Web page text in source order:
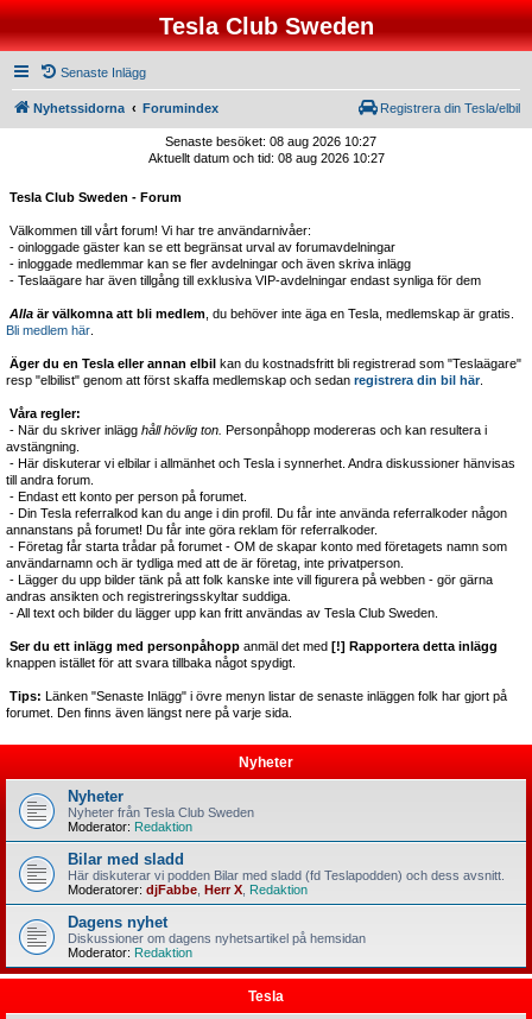
Tesla Club Sweden
Senaste Inlägg
Nyhetssidorna Forumindex Registrera din Tesla/elbil
Senaste besöket: 08 aug 2026 10:27
Aktuellt datum och tid: 08 aug 2026 10:27
Tesla Club Sweden - Forum
Välkommen till vårt forum! Vi har tre användarnivåer:
- oinloggade gäster kan se ett begränsat urval av forumavdelningar
- inloggade medlemmar kan se fler avdelningar och även skriva inlägg
- Teslaägare har även tillgång till exklusiva VIP-avdelningar endast synliga för dem
Alla är välkomna att bli medlem , du behöver inte äga en Tesla, medlemskap är gratis.
Bli medlem här
Äger du en Tesla eller annan elbil kan du kostnadsfritt bli registrerad som "Teslaägare"
resp "elbilist" genom att först skaffa medlemskap och sedan registrera din bil här.
Våra regler:
- När du skriver inlägg håll hövlig ton. Personpåhopp modereras och kan resultera i
avstängning.
- Här diskuterar vi elbilar i allmänhet och Tesla i synnerhet. Andra diskussioner hänvisas
till andra forum.
- Endast ett konto per person på forumet.
- Din Tesla referralkod kan du ange i din profil. Du får inte använda referralkoder någon
annanstans på forumet! Du får inte göra reklam för referralkoder.
- Företag får starta trådar på forumet - OM de skapar konto med företagets namn som
användarnamn och är tydliga med att de är företag, inte privatperson.
- Lägger du upp bilder tänk på att folk kanske inte vill figurera på webben - gör gärna
andras ansikten och registreringsskyltar suddiga.
- All text och bilder du lägger upp kan fritt användas av Tesla Club Sweden.
Ser du ett inlägg med personpåhopp anmäl det med [!] Rapportera detta inlägg
knappen istället för att svara tillbaka något spydigt.
Tips: Länken "Senaste Inlägg" i övre menyn listar de senaste inläggen folk har gjort på
forumet. Den finns även längst nere på varje sida.
Nyheter
Nyheter
Nyheter från Tesla Club Sweden
Moderator: Redaktion
Bilar med sladd
Här diskuterar vi podden Bilar med sladd (fd Teslapodden) och dess avsnitt.
Moderatorer: djFabbe Herr X Redaktion
Dagens nyhet
Diskussioner om dagens nyhetsartikel på hemsidan
Moderator: Redaktion
Tesla